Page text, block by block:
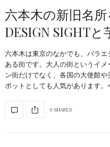
六本木の新旧名
DESIGN SIGHTと
六本木は東京のなかでも、バラ
ある街です。大人の街というイ
ン街だけでなく、各国の大使館
ポットとしても人気があります
0 SHARES